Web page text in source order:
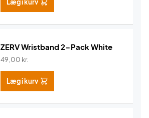
Læg i kurv
ZERV Wristband 2-Pack White
49,00 kr.
Læg i kurv